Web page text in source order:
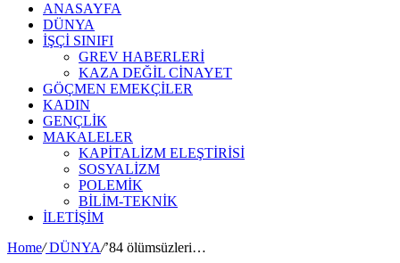
ANASAYFA
DÜNYA
İŞÇİ SINIFI
GREV HABERLERİ
KAZA DEĞİL CİNAYET
GÖÇMEN EMEKÇİLER
KADIN
GENÇLİK
MAKALELER
KAPİTALİZM ELEŞTİRİSİ
SOSYALİZM
POLEMİK
BİLİM-TEKNİK
ILETIŞIM
Home/DÜNYA/’84 ölümsüzleri…